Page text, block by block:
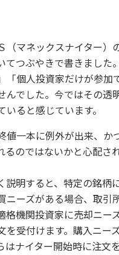
マネックスナイター）
てつぶやきで書きました
「個人投資家だけが参
んでした。今ではその
ると感じています。
値一本に例外が出来、か
るのではないかと心配さ
説明すると、特定の銘柄
ニーズがある場合、取引
格機関投資家に売却ニー
を受付けます。購入ニー
はナイター開始時に注文